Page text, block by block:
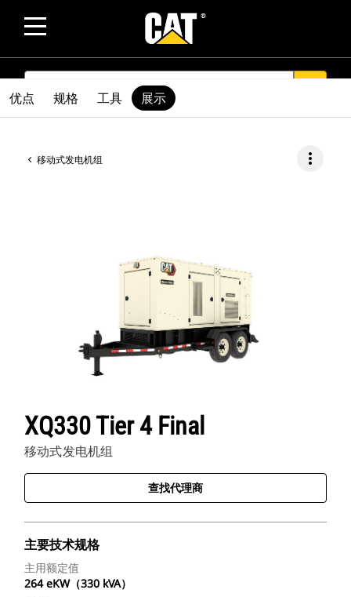
SEARCH
移动式发电机组 more_vert
XQ330 Tier 4 Final
移动式发电机组
查找代理商
主要技术规格
主用额定值
264 eKW（330 kVA）
优点 规格 工具 展示